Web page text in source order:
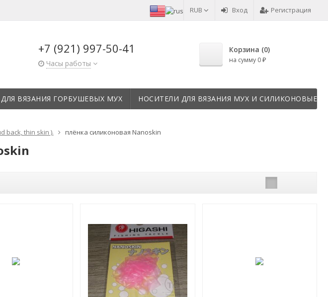
RUB Вход Регистрация
+7 (921) 997-50-41
Часы работы
Корзина (0)
на сумму 0 ₽
ВЯЗАНИЯ ГОРБУШЕВЫХ МУХ НОСИТЕЛИ ДЛЯ ВЯЗАНИЯ МУХ И СИЛИКОНОВЫЕ
back, thin skin ). плёнка силиконовая Nanoskin